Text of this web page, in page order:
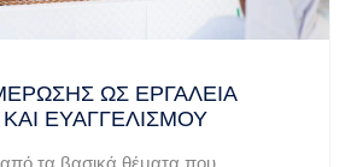
ΩΣ ΕΡΓΑΛΕΊΑ
ΕΥΑΓΓΕΛΙΣΜΟΎ